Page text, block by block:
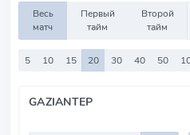
Весь
матч
Первый
тайм
Второй
тайм
5 10 15 20 30 40 50
GAZIANTEP